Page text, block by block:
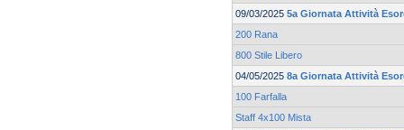
09/03/2025 5a Giornata Attività
200 Rana
800 Stile Libero
04/05/2025 8a Giornata Attività
100 Farfalla
Staff 4x100 Mista